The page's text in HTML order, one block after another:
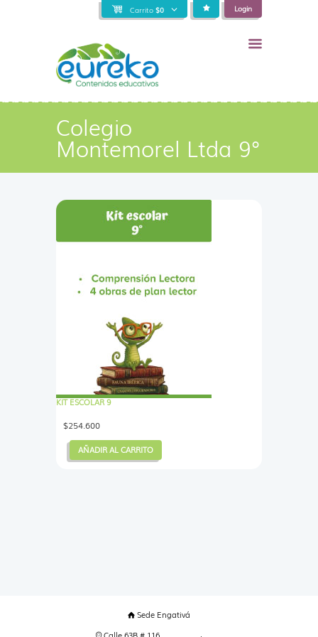
Carrito $0 Login
Colegio
Montemorel Ltda 9°
KIT ESCOLAR 9
$254.600
AÑADIR AL CARRITO
Sede Engativá